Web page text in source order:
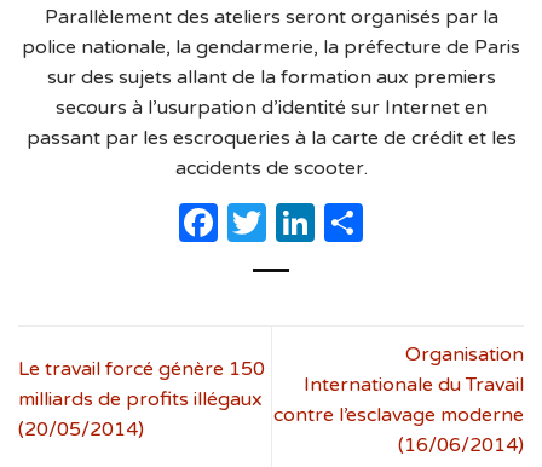
Parallèlement des ateliers seront organisés par la
police nationale, la gendarmerie, la préfecture de Paris
sur des sujets allant de la formation aux premiers
secours à l’usurpation d’identité sur Internet en
passant par les escroqueries à la carte de crédit et les
accidents de scooter.
Facebook
TwitterLinkedIn
Le travail forcé génère 150
milliards de profits illégaux
(20/05/2014)
Organisation
Internationale du Travail
contre l’esclavage moderne
(16/06/2014)